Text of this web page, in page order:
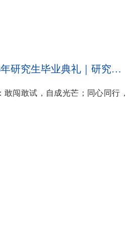
南方科技大学2026年研究生毕业典礼｜研究生导师代表赵悦 ：敢闯敢试，自成光芒；同心同行，彼此照亮
闯敢试，自成光芒；同心同行，